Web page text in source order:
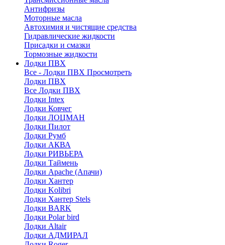
Антифризы
Моторные масла
Автохимия и чистящие средства
Гидравлические жидкости
Присадки и смазки
Тормозные жидкости
Лодки ПВХ
Все - Лодки ПВХ Просмотреть
Лодки ПВХ
Все Лодки ПВХ
Лодки Intex
Лодки Ковчег
Лодки ЛОЦМАН
Лодки Пилот
Лодки Румб
Лодки АКВА
Лодки РИВЬЕРА
Лодки Таймень
Лодки Apache (Апачи)
Лодки Хантер
Лодки Kolibri
Лодки Хантер Stels
Лодки BARK
Лодки Polar bird
Лодки Altair
Лодки АДМИРАЛ